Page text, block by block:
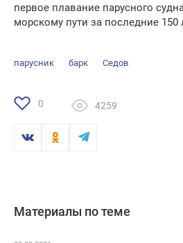
первое плавание парусного
морскому пути за последние 150
парусник барк Седов
0 4259
Материалы по теме